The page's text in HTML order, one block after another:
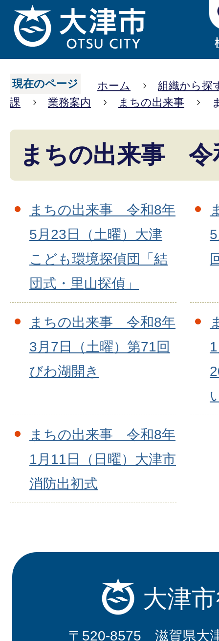
現在のページ ホーム
組織から探
課
業務案内 まちの出来事
まちの出来事 令
まちの出来事 令和8年
5月23日（土曜）大津
こども環境探偵団「結
団式・里山探偵」
まちの出来事 令和8年
3月7日（土曜）第71回
びわ湖開き
まちの出来事 令和8年
1月11日（日曜）大津市
消防出初式
大津
〒520-8575 滋賀県大